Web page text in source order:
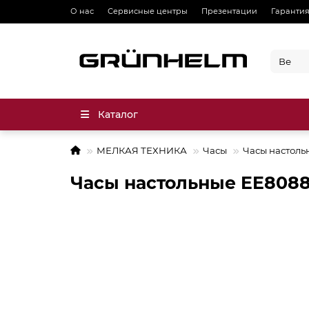
О нас Сервисные центры Презентации
Каталог
МЕЛКАЯ ТЕХНИКА Часы Часы
Часы настольные